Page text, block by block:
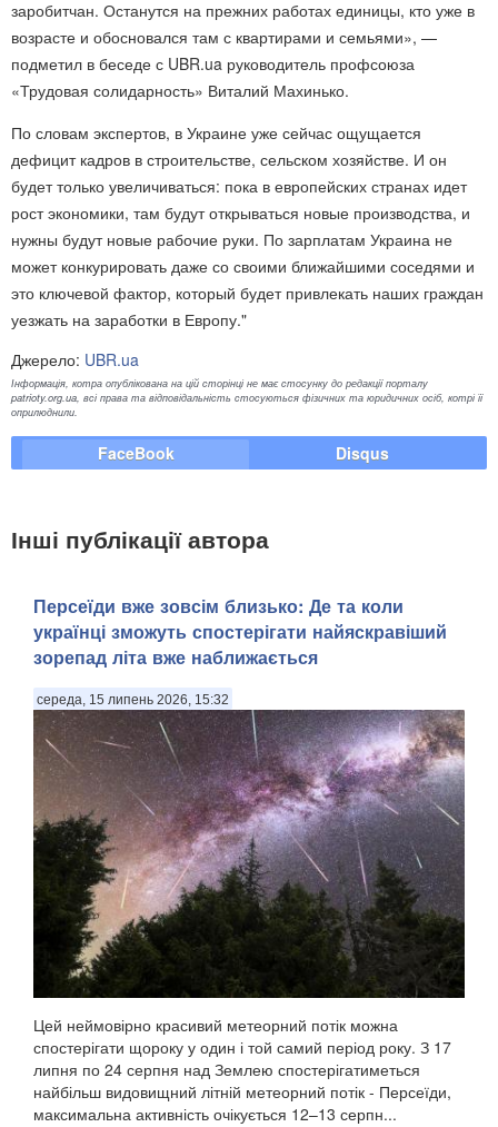
заробитчан. Останутся на прежних работах единицы, кто уже в
возрасте и обосновался там с квартирами и семьями», —
подметил в беседе с UBR.ua руководитель профсоюза
«Трудовая солидарность» Виталий Махинько.
По словам экспертов, в Украине уже сейчас ощущается
дефицит кадров в строительстве, сельском хозяйстве. И он
будет только увеличиваться: пока в европейских странах идет
рост экономики, там будут открываться новые производства, и
нужны будут новые рабочие руки. По зарплатам Украина не
может конкурировать даже со своими ближайшими соседями и
это ключевой фактор, который будет привлекать наших граждан
уезжать на заработки в Европу."
Джерело: UBR.ua
Інформація, котра опублікована на цій сторінці не має стосунку до редакції порталу
patrioty.org.ua, всі права та відповідальність стосуються фізичних та юридичних осіб, котрі її
оприлюднили.
FaceBook Disqus
Інші публікації автора
Персеїди вже зовсім близько: Де та коли
українці зможуть спостерігати найяскравіший
зорепад літа вже наближається
середа, 15 липень 2026, 15:32
Цей неймовірно красивий метеорний потік можна
спостерігати щороку у один і той самий період року. З 17
липня по 24 серпня над Землею спостерігатиметься
найбільш видовищний літній метеорний потік - Персеїди,
максимальна активність очікується 12–13 серпн...